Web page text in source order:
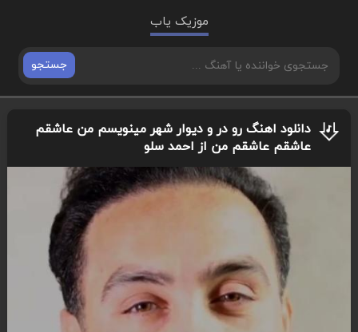
موزیک یاب
جستجو
دانلود اهنگ رو در و دیوار شهر مینویسم من عاشقم
عاشقم عاشقم من از احمد سلو